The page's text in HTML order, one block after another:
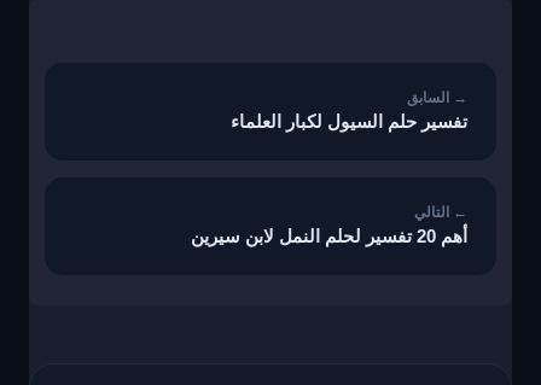
تفسير حلم السيول لكبار العلماء
أهم 20 تفسير لحلم النمل لابن سيرين